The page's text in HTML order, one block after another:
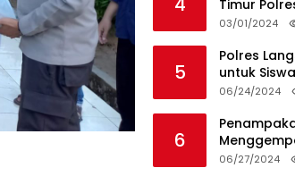
Timur
Kerenda
03/01/2024
5
Polres
untuk
06/24/2024
6
Langsa dan
06/27/2024